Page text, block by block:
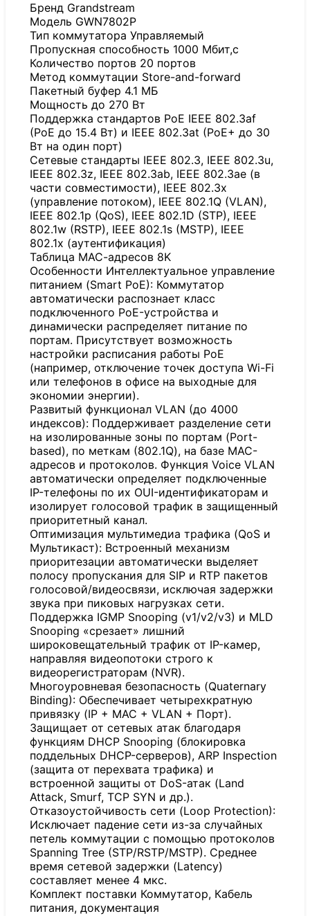
Бренд Grandstream
Модель GWN7802P
Тип коммутатора Управляемый
Пропускная способность 1000 Мбит,с
Количество портов 20 портов
Метод коммутации Store-and-forward
Пакетный буфер 4.1 МБ
Мощность до 270 Вт
Поддержка стандартов PoE IEEE 802.3af
(PoE до 15.4 Вт) и IEEE 802.3at (PoE+ до 30
Вт на один порт)
Сетевые стандарты IEEE 802.3, IEEE 802.3u,
IEEE 802.3z, IEEE 802.3ab, IEEE 802.3ae (в
части совместимости), IEEE 802.3x
(управление потоком), IEEE 802.1Q (VLAN),
IEEE 802.1p (QoS), IEEE 802.1D (STP), IEEE
802.1w (RSTP), IEEE 802.1s (MSTP), IEEE
802.1x (аутентификация)
Таблица МАС-адресов 8K
Особенности Интеллектуальное управление
питанием (Smart PoE): Коммутатор
автоматически распознает класс
подключенного PoE-устройства и
динамически распределяет питание по
портам. Присутствует возможность
настройки расписания работы PoE
(например, отключение точек доступа Wi-Fi
или телефонов в офисе на выходные для
экономии энергии).
Развитый функционал VLAN (до 4000
индексов): Поддерживает разделение сети
на изолированные зоны по портам (Port-
based), по меткам (802.1Q), на базе MAC-
адресов и протоколов. Функция Voice VLAN
автоматически определяет подключенные
IP-телефоны по их OUI-идентификаторам и
изолирует голосовой трафик в защищенный
приоритетный канал.
Оптимизация мультимедиа трафика (QoS и
Мультикаст): Встроенный механизм
приоритезации автоматически выделяет
полосу пропускания для SIP и RTP пакетов
голосовой/видеосвязи, исключая задержки
звука при пиковых нагрузках сети.
Поддержка IGMP Snooping (v1/v2/v3) и MLD
Snooping «срезает» лишний
широковещательный трафик от IP-камер,
направляя видеопотоки строго к
видеорегистраторам (NVR).
Многоуровневая безопасность (Quaternary
Binding): Обеспечивает четырехкратную
привязку (IP + MAC + VLAN + Порт).
Защищает от сетевых атак благодаря
функциям DHCP Snooping (блокировка
поддельных DHCP-серверов), ARP Inspection
(защита от перехвата трафика) и
встроенной защиты от DoS-атак (Land
Attack, Smurf, TCP SYN и др.).
Отказоустойчивость сети (Loop Protection):
Исключает падение сети из-за случайных
петель коммутации с помощью протоколов
Spanning Tree (STP/RSTP/MSTP). Среднее
время сетевой задержки (Latency)
составляет менее 4 мкс.
Комплект поставки Коммутатор, Кабель
питания, документация